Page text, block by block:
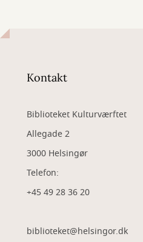
Kontakt
Biblioteket Kulturværftet
Allegade 2
3000 Helsingør
Telefon:
+45 49 28 36 20
biblioteket@helsingor.dk